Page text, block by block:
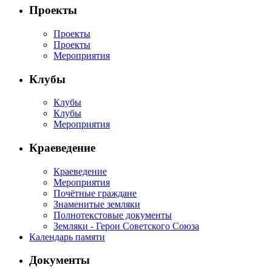
Проекты
Проекты
Проекты
Мероприятия
Клубы
Клубы
Клубы
Мероприятия
Краеведение
Краеведение
Мероприятия
Почётные граждане
Знаменитые земляки
Полнотекстовые документы
Земляки - Герои Советского Союза
Календарь памяти
Документы